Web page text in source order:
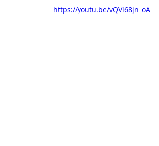
https://youtu.be/vQVl68jn_oA